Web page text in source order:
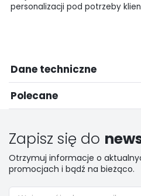
personalizacji pod potrzeby
Dane techniczne
Polecane
Zapisz się do
Otrzymuj informacje o
promocjach i bądź na bieżąco.